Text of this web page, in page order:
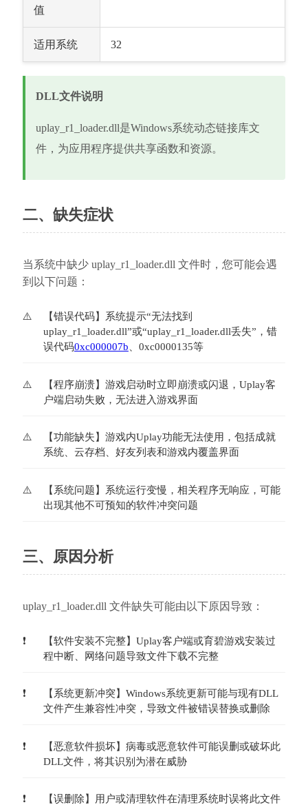
值
适用系统 32
DLL文件说明
uplay_r1_loader.dll是Windows系统动态链接库文
件，为应用程序提供共享函数和资源。
二、缺失症状
当系统中缺少 uplay_r1_loader.dll 文件时，您可能会遇
到以下问题：
【错误代码】系统提示“无法找到
uplay_r1_loader.dll”或“uplay_r1_loader.dll丢失”，错
误代码0xc000007b 、0xc0000135等
【程序崩溃】游戏启动时立即崩溃或闪退，Uplay客
户端启动失败，无法进入游戏界面
【功能缺失】游戏内Uplay功能无法使用，包括成就
系统、云存档、好友列表和游戏内覆盖界面
【系统问题】系统运行变慢，相关程序无响应，可能
出现其他不可预知的软件冲突问题
三、原因分析
uplay_r1_loader.dll 文件缺失可能由以下原因导致：
【软件安装不完整】Uplay客户端或育碧游戏安装过
程中断、网络问题导致文件下载不完整
【系统更新冲突】Windows系统更新可能与现有DLL
文件产生兼容性冲突，导致文件被错误替换或删除
【恶意软件损坏】病毒或恶意软件可能误删或破坏此
DLL文件，将其识别为潜在威胁
【误删除】用户或清理软件在清理系统时误将此文件